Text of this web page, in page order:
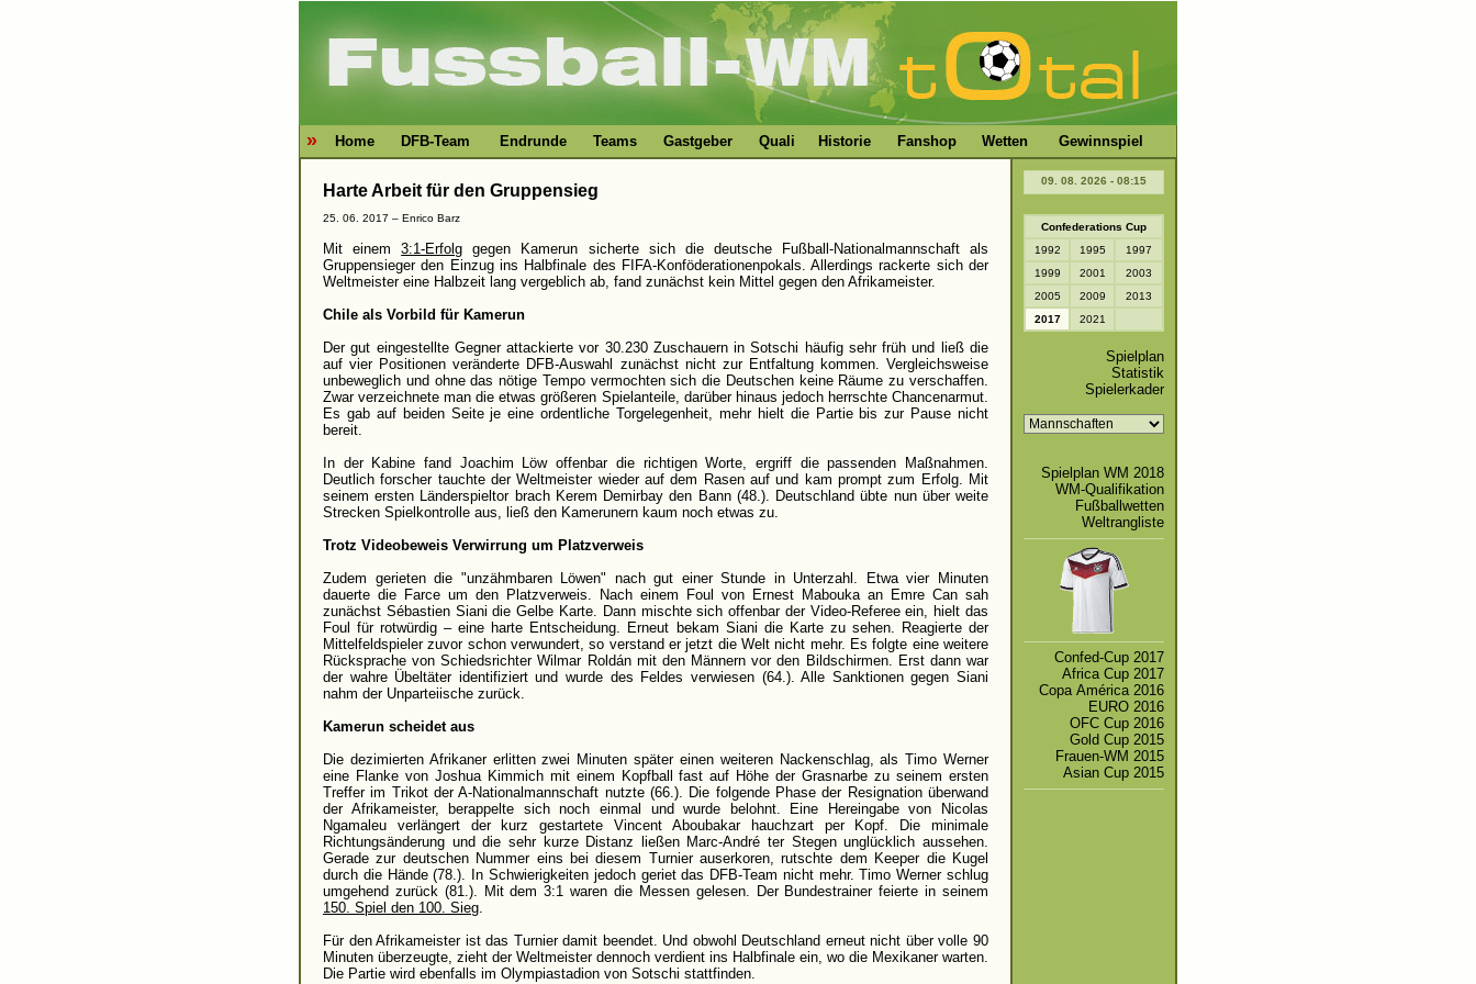
» Home DFB-Team Endrunde Teams Gastgeber Quali Historie Fanshop Wetten Gewinnspiel
Harte Arbeit für den Gruppensieg
25. 06. 2017 – Enrico Barz
Mit einem3:1-Erfolg gegen Kamerun sicherte sich die deutsche Fußball-Nationalmannschaft als
Gruppensieger den Einzug ins Halbfinale des FIFA-Konföderationenpokals. Allerdings rackerte sich der
Weltmeister eine Halbzeit lang vergeblich ab, fand zunächst kein Mittel gegen den Afrikameister.
Chile als Vorbild für Kamerun
Der gut eingestellte Gegner attackierte vor 30.230 Zuschauern in Sotschi häufig sehr früh und ließ die
auf vier Positionen veränderte DFB-Auswahl zunächst nicht zur Entfaltung kommen. Vergleichsweise
unbeweglich und ohne das nötige Tempo vermochten sich die Deutschen keine Räume zu verschaffen.
Zwar verzeichnete man die etwas größeren Spielanteile, darüber hinaus jedoch herrschte Chancenarmut.
Es gab auf beiden Seite je eine ordentliche Torgelegenheit, mehr hielt die Partie bis zur Pause nicht
bereit.
In der Kabine fand Joachim Löw offenbar die richtigen Worte, ergriff die passenden Maßnahmen.
Deutlich forscher tauchte der Weltmeister wieder auf dem Rasen auf und kam prompt zum Erfolg. Mit
seinem ersten Länderspieltor brach Kerem Demirbay den Bann (48.). Deutschland übte nun über weite
Strecken Spielkontrolle aus, ließ den Kamerunern kaum noch etwas zu.
Trotz Videobeweis Verwirrung um Platzverweis
Zudem gerieten die "unzähmbaren Löwen" nach gut einer Stunde in Unterzahl. Etwa vier Minuten
dauerte die Farce um den Platzverweis. Nach einem Foul von Ernest Mabouka an Emre Can sah
zunächst Sébastien Siani die Gelbe Karte. Dann mischte sich offenbar der Video-Referee ein, hielt das
Foul für rotwürdig – eine harte Entscheidung. Erneut bekam Siani die Karte zu sehen. Reagierte der
Mittelfeldspieler zuvor schon verwundert, so verstand er jetzt die Welt nicht mehr. Es folgte eine weitere
Rücksprache von Schiedsrichter Wilmar Roldán mit den Männern vor den Bildschirmen. Erst dann war
der wahre Übeltäter identifiziert und wurde des Feldes verwiesen (64.). Alle Sanktionen gegen Siani
nahm der Unparteiische zurück.
Kamerun scheidet aus
Die dezimierten Afrikaner erlitten zwei Minuten später einen weiteren Nackenschlag, als Timo Werner
eine Flanke von Joshua Kimmich mit einem Kopfball fast auf Höhe der Grasnarbe zu seinem ersten
Treffer im Trikot der A-Nationalmannschaft nutzte (66.). Die folgende Phase der Resignation überwand
der Afrikameister, berappelte sich noch einmal und wurde belohnt. Eine Hereingabe von Nicolas
Ngamaleu verlängert der kurz gestartete Vincent Aboubakar hauchzart per Kopf. Die minimale
Richtungsänderung und die sehr kurze Distanz ließen Marc-André ter Stegen unglücklich aussehen.
Gerade zur deutschen Nummer eins bei diesem Turnier auserkoren, rutschte dem Keeper die Kugel
durch die Hände (78.). In Schwierigkeiten jedoch geriet das DFB-Team nicht mehr. Timo Werner schlug
umgehend zurück (81.). Mit dem 3:1 waren die Messen gelesen. Der Bundestrainer feierte in seinem
150. Spiel den 100. Sieg.
Für den Afrikameister ist das Turnier damit beendet. Und obwohl Deutschland erneut nicht über volle 90
Minuten überzeugte, zieht der Weltmeister dennoch verdient ins Halbfinale ein, wo die Mexikaner warten.
Die Partie wird ebenfalls im Olympiastadion von Sotschi stattfinden.
09. 08. 2026 - 08:15
Confederations Cup
1992
1995
1997
1999
2001
2003
2005
2009
2013
2017
2021
Spielplan
Statistik
Spielerkader
Spielplan WM 2018
WM-Qualifikation
Fußballwetten
Weltrangliste
Confed-Cup 2017
Africa Cup 2017
Copa América 2016
EURO 2016
OFC Cup 2016
Gold Cup 2015
Frauen-WM 2015
Asian Cup 2015